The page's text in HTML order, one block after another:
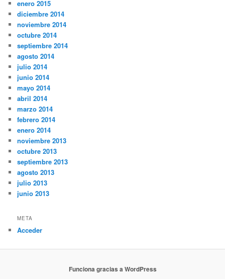
enero 2015
diciembre 2014
noviembre 2014
octubre 2014
septiembre 2014
agosto 2014
julio 2014
junio 2014
mayo 2014
abril 2014
marzo 2014
febrero 2014
enero 2014
noviembre 2013
octubre 2013
septiembre 2013
agosto 2013
julio 2013
junio 2013
META
Acceder
Funciona gracias a WordPress